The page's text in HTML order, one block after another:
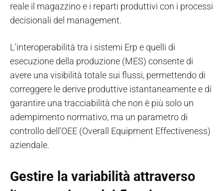
reale il magazzino e i reparti produttivi con i processi
decisionali del management.
L'interoperabilità tra i sistemi Erp e quelli di
esecuzione della produzione (MES) consente di
avere una visibilità totale sui flussi, permettendo di
correggere le derive produttive istantaneamente e di
garantire una tracciabilità che non è più solo un
adempimento normativo, ma un parametro di
controllo dell'OEE (Overall Equipment Effectiveness)
aziendale.
Gestire la variabilità attraverso